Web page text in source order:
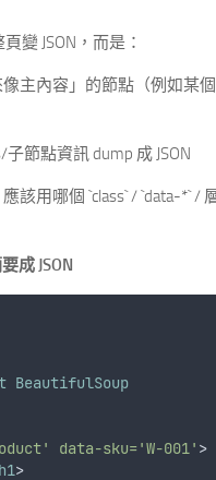
變 JSON，而是：
主內容」的節點（例如某個
節點資訊 dump 成 JSON
該用哪個 `class` / `data-*` /
成 JSON
BeautifulSoup
data-sku='W-001' >
h1>